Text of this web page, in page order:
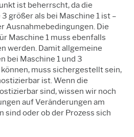
ist beherrscht, da die
größer als bei Maschine 1 ist –
Ausnahmebedingungen. Die
Maschine 1 muss ebenfalls
werden. Damit allgemeine
bei Maschine 1 und 3
muss sichergestellt sein,
ist. Wenn die
sind, wissen wir noch
auf Veränderungen am
sind oder ob der Prozess sich